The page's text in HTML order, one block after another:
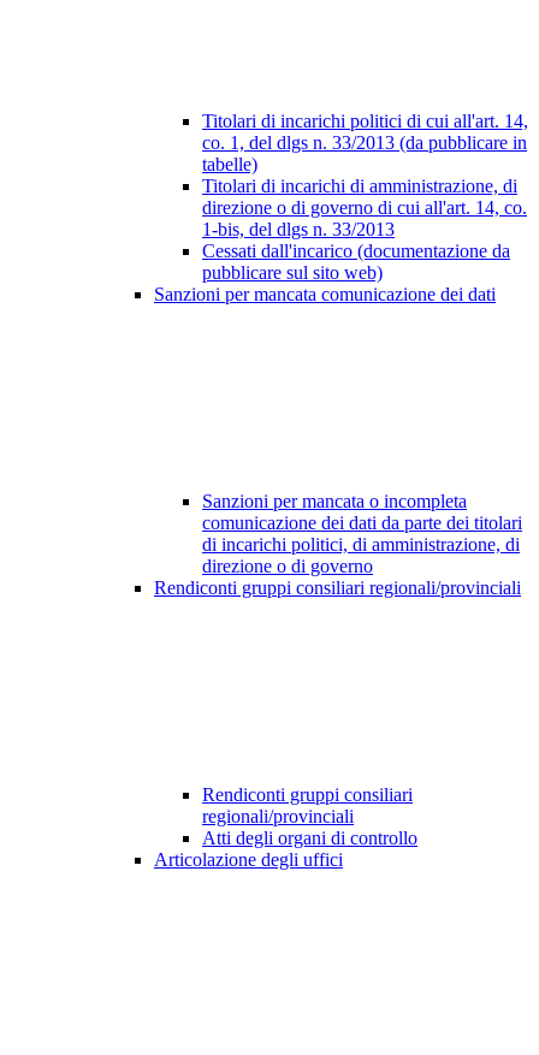
Titolari di incarichi politici di cui all'art. 14,
co. 1, del dlgs n. 33/2013 (da pubblicare in
tabelle)
Titolari di incarichi di amministrazione, di
direzione o di governo di cui all'art. 14, co.
1-bis, del dlgs n. 33/2013
Cessati dall'incarico (documentazione da
pubblicare sul sito web)
Sanzioni per mancata comunicazione dei dati
Sanzioni per mancata o incompleta
comunicazione dei dati da parte dei titolari
di incarichi politici, di amministrazione, di
direzione o di governo
Rendiconti gruppi consiliari regionali/provinciali
Rendiconti gruppi consiliari
regionali/provinciali
Atti degli organi di controllo
Articolazione degli uffici